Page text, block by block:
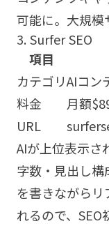
可能に。大規模
3. Surfer SEO
項目
カテゴリAIコン
料金
月額
URL
AIが上位表示さ
字数・見出し
を書きながらリ
れるので、